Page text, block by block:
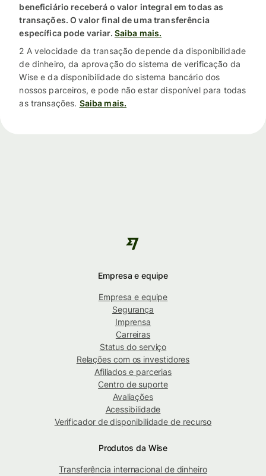
beneficiário receberá o valor integral em todas as
transações. O valor final de uma transferência
específica pode variar. Saiba mais.
2 A velocidade da transação depende da disponibilidade
de dinheiro, da aprovação do sistema de verificação da
Wise e da disponibilidade do sistema bancário dos
nossos parceiros, e pode não estar disponível para todas
as transações. Saiba mais.
Empresa e equipe
Empresa e equipe
Segurança
Imprensa
Carreiras
Status do serviço
Relações com os investidores
Afiliados e parcerias
Centro de suporte
Avaliações
Acessibilidade
Verificador de disponibilidade de recurso
Produtos da Wise
Transferência internacional de dinheiro